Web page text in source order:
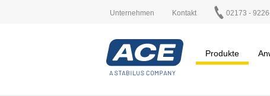
Unternehmen Kontakt 02173 -
Produkte